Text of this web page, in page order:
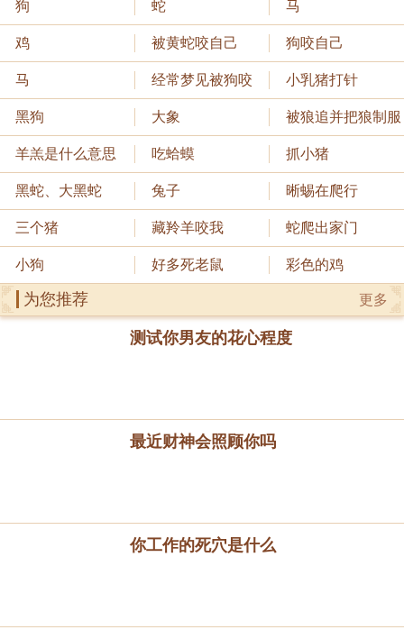
狗 蛇 马
鸡 被黄蛇咬自己 狗咬自己
马 经常梦见被狗咬 小乳猪打针
黑狗 大象 被狼追并把狼制服
羊羔是什么意思 吃蛤蟆 抓小猪
黑蛇、大黑蛇 兔子 晰蜴在爬行
三个猪 藏羚羊咬我 蛇爬出家门
小狗 好多死老鼠 彩色的鸡
更多
为您推荐
测试你男友的花心程度
最近财神会照顾你吗
你工作的死穴是什么